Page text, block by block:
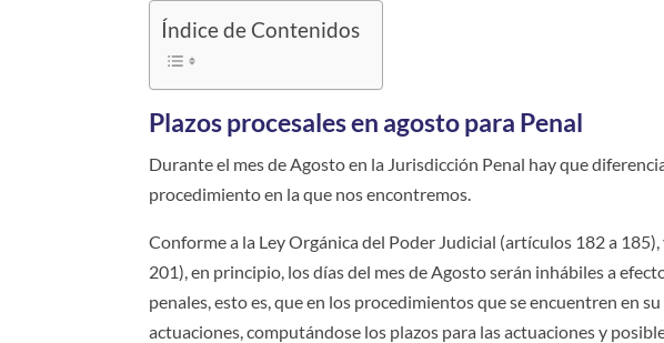
Índice de Contenidos
Plazos procesales en agosto para Penal
Durante el mes de Agosto en la Jurisdicción Penal hay que
procedimiento en la que nos encontremos.
Conforme a la Ley Orgánica del Poder Judicial (artículos 182 a
201), en principio, los días del mes de Agosto serán inhábiles a
penales, esto es, que en los procedimientos que se encuentren en
actuaciones, computándose los plazos para las actuaciones y